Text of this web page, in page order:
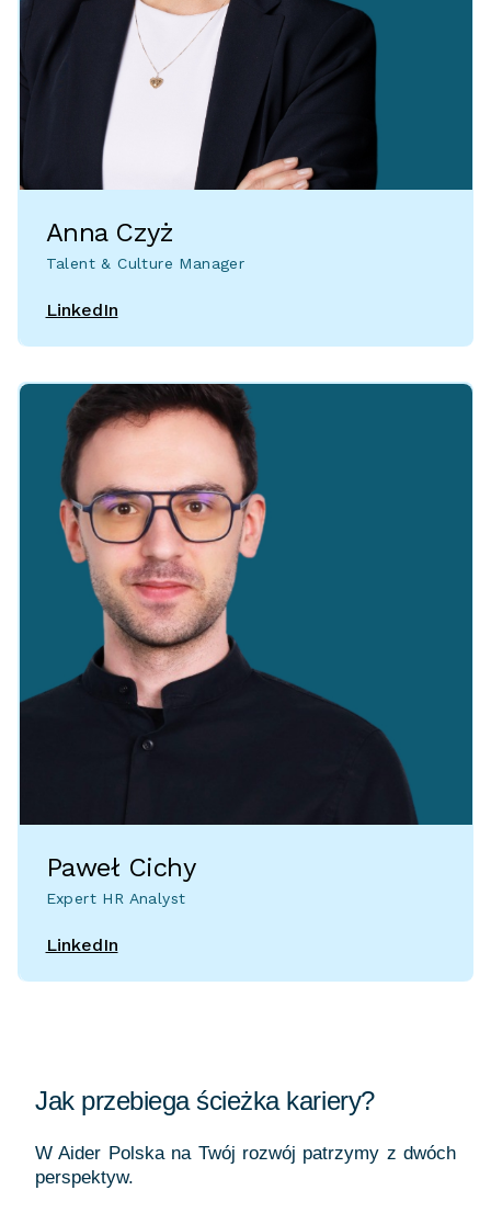
Anna Czyż
Talent & Culture Manager
LinkedIn
Paweł Cichy
Expert HR Analyst
LinkedIn
Jak przebiega ścieżka kariery?
W Aider Polska na Twój rozwój patrzymy z dwóch
perspektyw.